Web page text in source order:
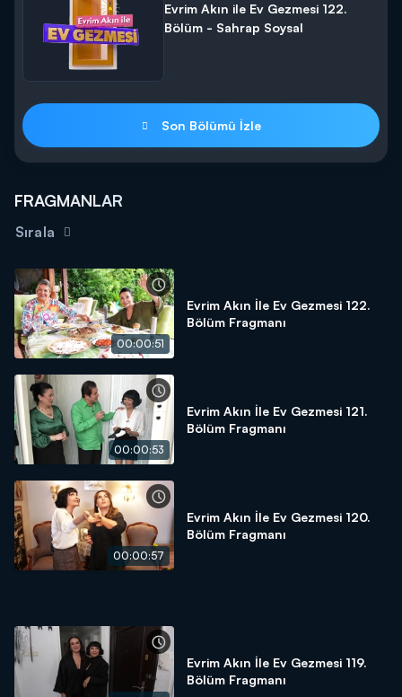
Evrim Akın ile Ev Gezmesi 122.
Bölüm - Sahrap Soysal
Son Bölümü İzle
FRAGMANLAR
Sırala
00:00:51
Evrim Akın İle Ev Gezmesi 122.
Bölüm Fragmanı
00:00:53
Evrim Akın İle Ev Gezmesi 121.
Bölüm Fragmanı
00:00:57
Evrim Akın İle Ev Gezmesi 120.
Bölüm Fragmanı
Evrim Akın İle Ev Gezmesi 119.
Bölüm Fragmanı